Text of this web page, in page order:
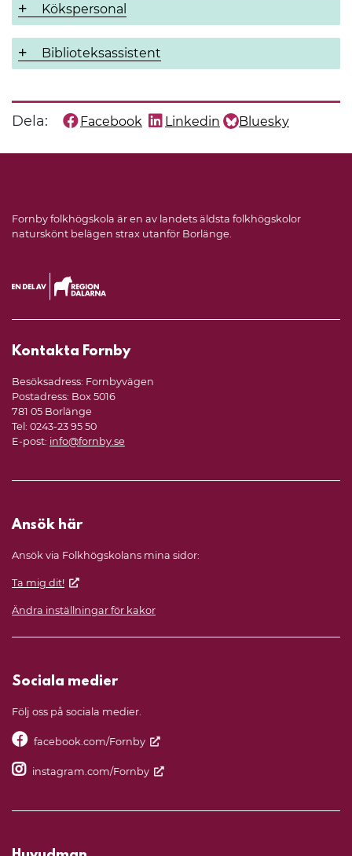
Kökspersonal
Biblioteksassistent
Dela: Dela denna sida på
Facebook
Dela denna sida på
Linkedin
Dela denna sida på
Bluesky
Fornby folkhögskola är en av landets äldsta folkhögskolor
naturskönt belägen strax utanför Borlänge.
Kontakta Fornby
Besöksadress: Fornbyvägen
Postadress: Box 5016
781 05 Borlänge
Tel: 0243-23 95 50
E-post: info@fornby.se
Ansök här
Ansök via Folkhögskolans mina sidor:
Ta mig dit!
Ändra inställningar för kakor
Sociala medier
Följ oss på sociala medier.
facebook.com/Fornby
instagram.com/Fornby